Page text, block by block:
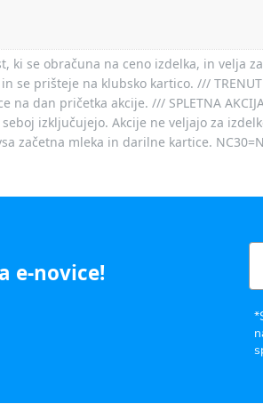
ki se obračuna na ceno izdelka, in velja
prišteje na klubsko kartico. ///
na dan pričetka akcije. /// SPLETNA
izključujejo. Akcije ne veljajo za
začetna mleka in darilne kartice.
e-novice!